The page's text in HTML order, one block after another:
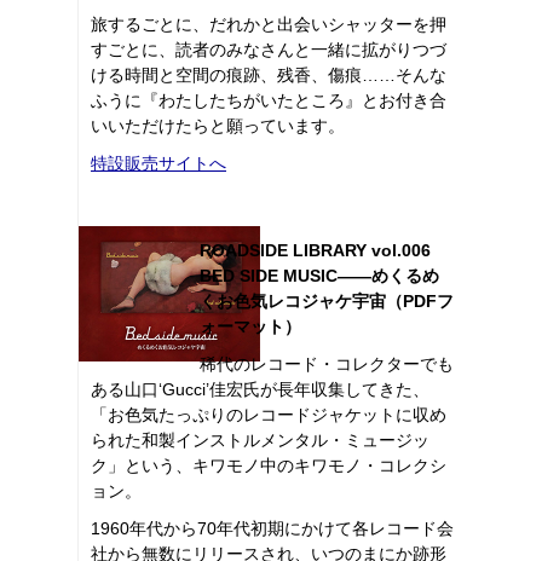
旅するごとに、だれかと出会いシャッターを押
すごとに、読者のみなさんと一緒に拡がりつづ
ける時間と空間の痕跡、残香、傷痕……そんな
ふうに『わたしたちがいたところ』とお付き合
いいただけたらと願っています。
特設販売サイトへ
ROADSIDE LIBRARY vol.006
BED SIDE MUSIC――めくるめ
くお色気レコジャケ宇宙（PDFフ
ォーマット）
稀代のレコード・コレクターでも
ある山口‘Gucci’佳宏氏が長年収集してきた、
「お色気たっぷりのレコードジャケットに収め
られた和製インストルメンタル・ミュージッ
ク」という、キワモノ中のキワモノ・コレクシ
ョン。
1960年代から70年代初期にかけて各レコード会
社から無数にリリースされ、いつのまにか跡形